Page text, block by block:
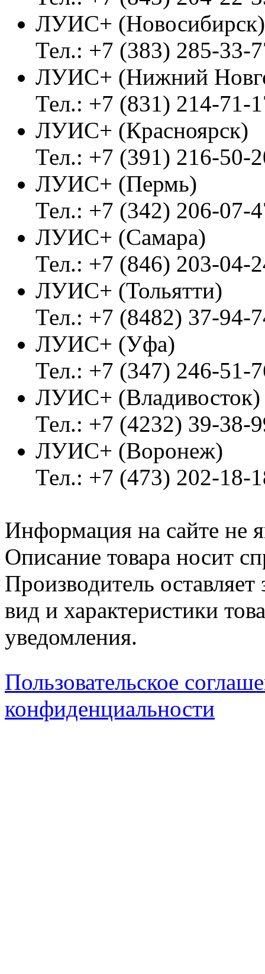
ЛУИС+ (Новосибирск)
Тел.: +7 (383) 285-33-
ЛУИС+ (Нижний
Тел.: +7 (831) 214-71-
ЛУИС+ (Красноярск)
Тел.: +7 (391) 216-50-
ЛУИС+ (Пермь)
Тел.: +7 (342) 206-07-
ЛУИС+ (Самара)
Тел.: +7 (846) 203-04-
ЛУИС+ (Тольятти)
Тел.: +7 (8482) 37-94-
ЛУИС+ (Уфа)
Тел.: +7 (347) 246-51-
ЛУИС+
Тел.: +7 (4232) 39-38-
ЛУИС+ (Воронеж)
Тел.: +7 (473) 202-18-
Информация на сайте не
Описание товара носит
Производитель
вид и характеристики
уведомления.
Пользовательское
конфиденциальности